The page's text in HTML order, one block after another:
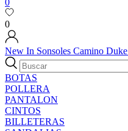
0
0
New In Sonsoles Camino Duke
BOTAS
POLLERA
PANTALON
CINTOS
BILLETERAS